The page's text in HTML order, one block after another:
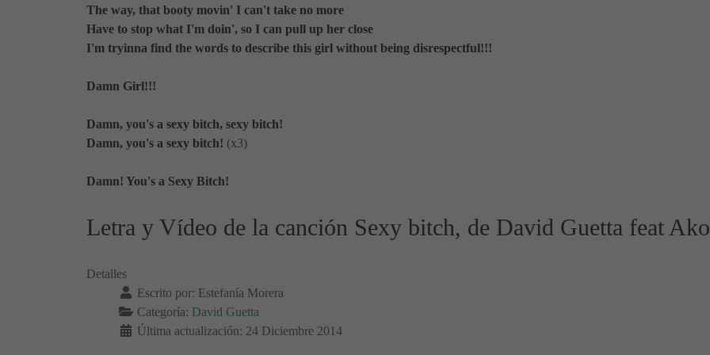
The way, that booty movin' I can't take no more
Have to stop what I'm doin', so I can pull up her close
I'm tryinna find the words to describe this girl without being disrespectful!!!
Damn Girl!!!
Damn, you's a sexy bitch, sexy bitch!
Damn, you's a sexy bitch! (x3)
Damn! You's a Sexy Bitch!
Letra y Vídeo de la canción Sexy bitch, de David Guetta feat
Detalles
Escrito por: Estefanía Morera
Categoría: David Guetta
Última actualización: 24 Diciembre 2014